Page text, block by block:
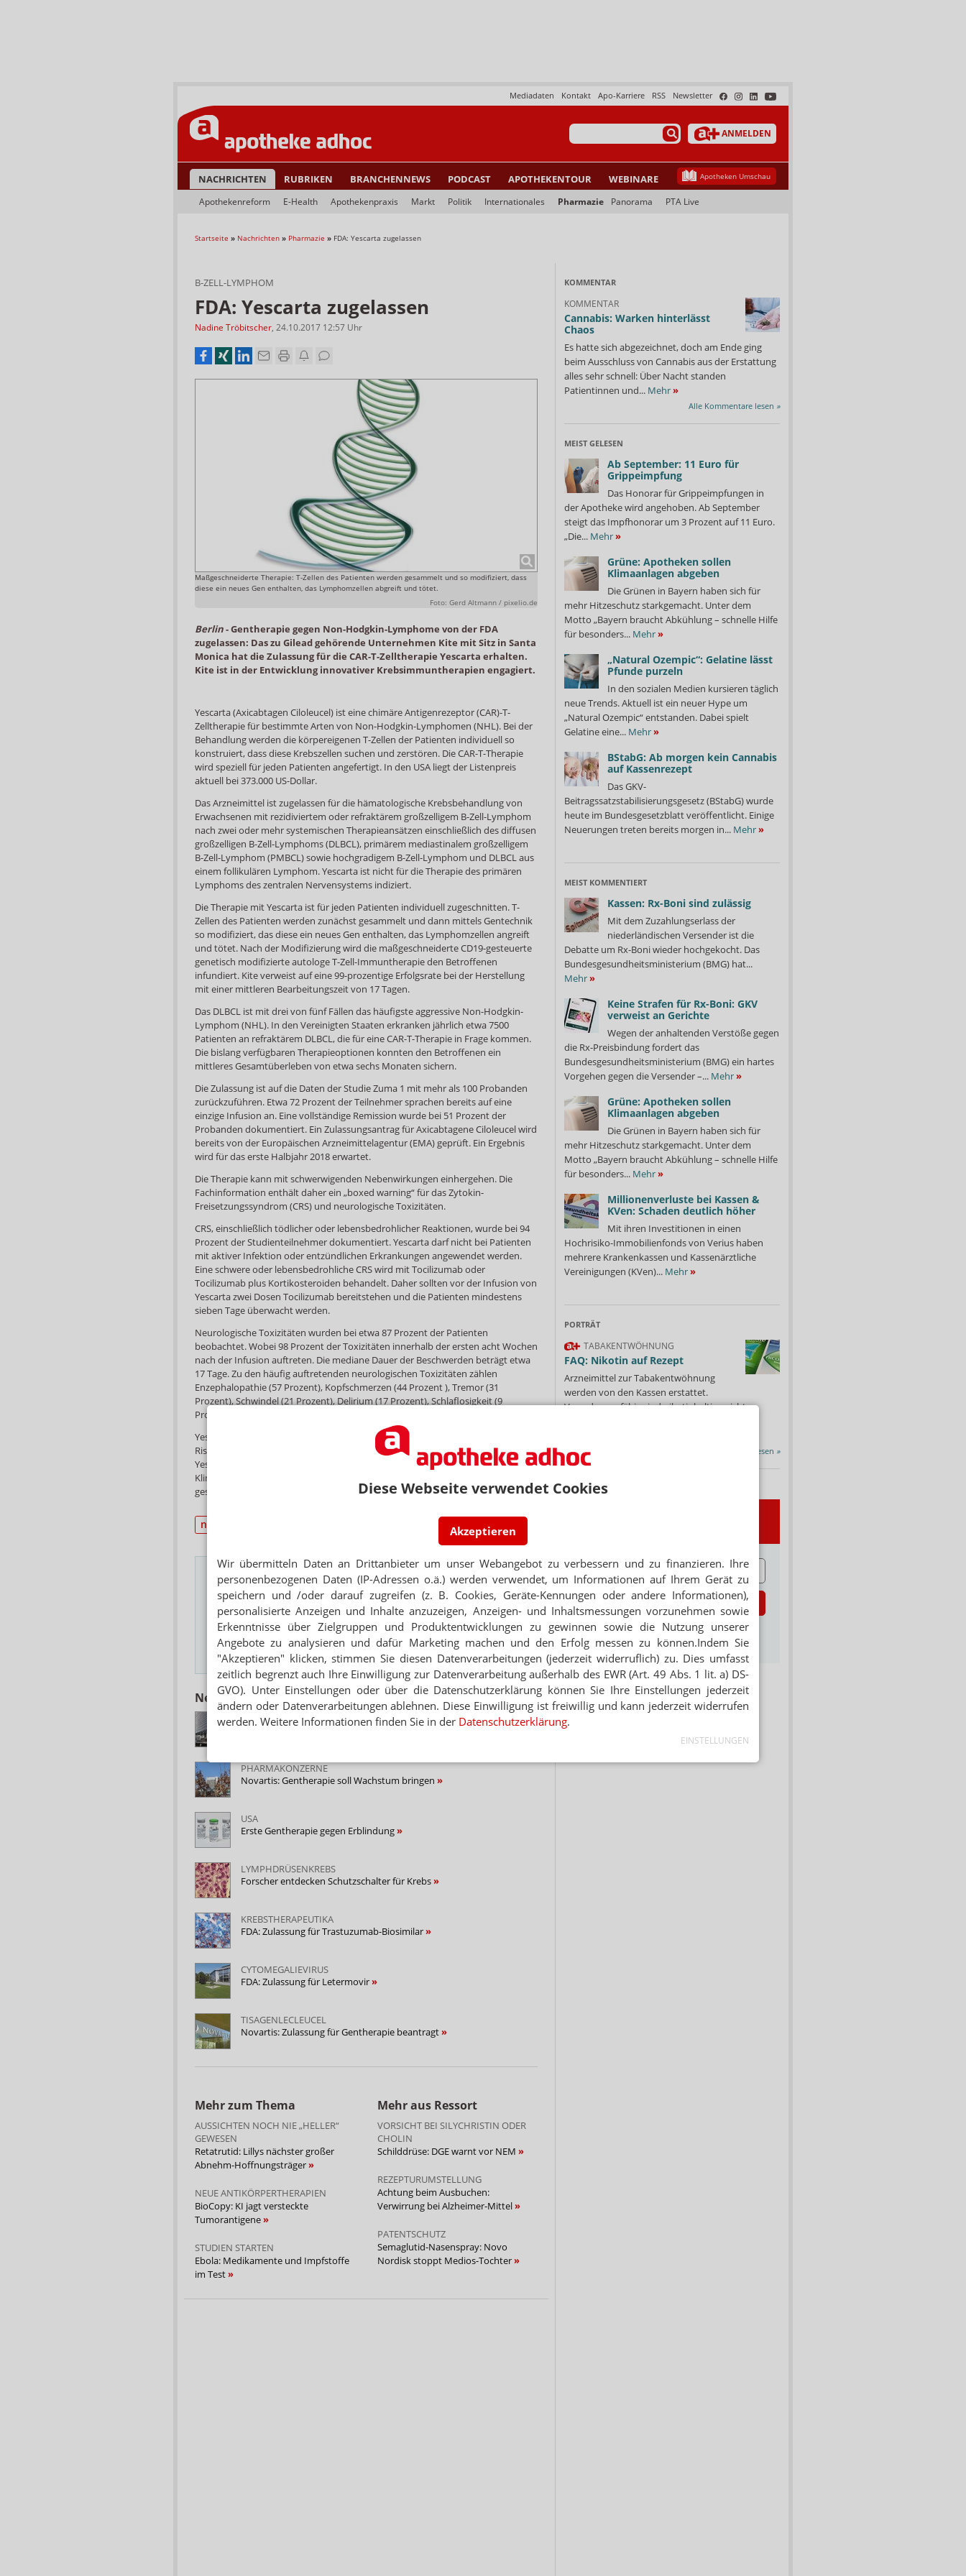
Diese Webseite verwendet Cookies
Akzeptieren
Wir übermitteln Daten an Drittanbieter um unser Webangebot zu verbessern und zu finanzieren. Ihre
personenbezogenen Daten (IP-Adressen o.ä.) werden verwendet, um Informationen auf Ihrem Gerät zu
speichern und /oder darauf zugreifen (z. B. Cookies, Geräte-Kennungen oder andere Informationen),
personalisierte Anzeigen und Inhalte anzuzeigen, Anzeigen- und Inhaltsmessungen vorzunehmen sowie
Erkenntnisse über Zielgruppen und Produktentwicklungen zu gewinnen sowie die Nutzung unserer
Angebote zu analysieren und dafür Marketing machen und den Erfolg messen zu können.Indem Sie
"Akzeptieren" klicken, stimmen Sie diesen Datenverarbeitungen (jederzeit widerruflich) zu. Dies umfasst
zeitlich begrenzt auch Ihre Einwilligung zur Datenverarbeitung außerhalb des EWR (Art. 49 Abs. 1 lit. a) DS-
GVO). Unter Einstellungen oder über die Datenschutzerklärung können Sie Ihre Einstellungen jederzeit
ändern oder Datenverarbeitungen ablehnen. Diese Einwilligung ist freiwillig und kann jederzeit widerrufen
werden. Weitere Informationen finden Sie in der Datenschutzerklärung.
EINSTELLUNGEN
Newsletter
RSS
Apo-Karriere
Kontakt
Mediadaten
ANMELDEN
NACHRICHTEN RUBRIKEN BRANCHENNEWS PODCAST APOTHEKENTOUR WEBINARE Apotheken Umschau
Apothekenreform E-Health Apothekenpraxis Markt Politik Internationales Pharmazie Panorama PTA Live
Startseite » Nachrichten » Pharmazie » FDA: Yescarta zugelassen
B-ZELL-LYMPHOM
FDA: Yescarta zugelassen
Nadine Tröbitscher, 24.10.2017 12:57 Uhr
Maßgeschneiderte Therapie: T-Zellen des Patienten werden gesammelt und so modifiziert, dass
diese ein neues Gen enthalten, das Lymphomzellen abgreift und tötet.
Foto: Gerd Altmann / pixelio.de
Berlin-Gentherapie gegen Non-Hodgkin-Lymphome von der FDA
zugelassen: Das zu Gilead gehörende Unternehmen Kite mit Sitz in Santa
Monica hat die Zulassung für die CAR-T-Zelltherapie Yescarta erhalten.
Kite ist in der Entwicklung innovativer Krebsimmuntherapien engagiert.
Yescarta (Axicabtagen Ciloleucel) ist eine chimäre Antigenrezeptor (CAR)-T-
Zelltherapie für bestimmte Arten von Non-Hodgkin-Lymphomen (NHL). Bei der
Behandlung werden die körpereigenen T-Zellen der Patienten individuell so
konstruiert, dass diese Krebszellen suchen und zerstören. Die CAR-T-Therapie
wird speziell für jeden Patienten angefertigt. In den USA liegt der Listenpreis
aktuell bei 373.000 US-Dollar.
Das Arzneimittel ist zugelassen für die hämatologische Krebsbehandlung von
Erwachsenen mit rezidiviertem oder refraktärem großzelligem B-Zell-Lymphom
nach zwei oder mehr systemischen Therapieansätzen einschließlich des diffusen
großzelligen B-Zell-Lymphoms (DLBCL), primärem mediastinalem großzelligem
B-Zell-Lymphom (PMBCL) sowie hochgradigem B-Zell-Lymphom und DLBCL aus
einem follikulären Lymphom. Yescarta ist nicht für die Therapie des primären
Lymphoms des zentralen Nervensystems indiziert.
Die Therapie mit Yescarta ist für jeden Patienten individuell zugeschnitten. T-
Zellen des Patienten werden zunächst gesammelt und dann mittels Gentechnik
so modifiziert, das diese ein neues Gen enthalten, das Lymphomzellen angreift
und tötet. Nach der Modifizierung wird die maßgeschneiderte CD19-gesteuerte
genetisch modifizierte autologe T-Zell-Immuntherapie den Betroffenen
infundiert. Kite verweist auf eine 99-prozentige Erfolgsrate bei der Herstellung
mit einer mittleren Bearbeitungszeit von 17 Tagen.
Das DLBCL ist mit drei von fünf Fällen das häufigste aggressive Non-Hodgkin-
Lymphom (NHL). In den Vereinigten Staaten erkranken jährlich etwa 7500
Patienten an refraktärem DLBCL, die für eine CAR-T-Therapie in Frage kommen.
Die bislang verfügbaren Therapieoptionen konnten den Betroffenen ein
mittleres Gesamtüberleben von etwa sechs Monaten sichern.
Die Zulassung ist auf die Daten der Studie Zuma 1 mit mehr als 100 Probanden
zurückzuführen. Etwa 72 Prozent der Teilnehmer sprachen bereits auf eine
einzige Infusion an. Eine vollständige Remission wurde bei 51 Prozent der
Probanden dokumentiert. Ein Zulassungsantrag für Axicabtagene Ciloleucel wird
bereits von der Europäischen Arzneimittelagentur (EMA) geprüft. Ein Ergebnis
wird für das erste Halbjahr 2018 erwartet.
Die Therapie kann mit schwerwigenden Nebenwirkungen einhergehen. Die
Fachinformation enthält daher ein „boxed warning“ für das Zytokin-
Freisetzungssyndrom (CRS) und neurologische Toxizitäten.
CRS, einschließlich tödlicher oder lebensbedrohlicher Reaktionen, wurde bei 94
Prozent der Studienteilnehmer dokumentiert. Yescarta darf nicht bei Patienten
mit aktiver Infektion oder entzündlichen Erkrankungen angewendet werden.
Eine schwere oder lebensbedrohliche CRS wird mit Tocilizumab oder
Tocilizumab plus Kortikosteroiden behandelt. Daher sollten vor der Infusion von
Yescarta zwei Dosen Tocilizumab bereitstehen und die Patienten mindestens
sieben Tage überwacht werden.
Neurologische Toxizitäten wurden bei etwa 87 Prozent der Patienten
beobachtet. Wobei 98 Prozent der Toxizitäten innerhalb der ersten acht Wochen
nach der Infusion auftreten. Die mediane Dauer der Beschwerden beträgt etwa
17 Tage. Zu den häufig auftretenden neurologischen Toxizitäten zählen
Enzephalopathie (57 Prozent), Kopfschmerzen (44 Prozent ), Tremor (31
Prozent), Schwindel (21 Prozent), Delirium (17 Prozent), Schlaflosigkeit (9
Prozent) und Angstzustände (9 Prozent).
Yescarta ist nur über ein eingeschränktes Programm im Rahmen einer
Risikobewertungs- und Schadensminderungsstrategie (REMS) erhältlich –
Yescarta REMS. Die FDA schreibt vor, dass Krankenhäuser und angeschlossene
Kliniken, die das Arzneimittel ausgeben, zertifiziert und die Mitarbeiter speziell
geschult sein müssen.
neue AM
NEWSLETTER
Das Wichtigste des Tages direkt in Ihr Postfach. Kostenlos!
E-MAIL ADRESSE
Jetzt
abonnieren
Hinweis zum Newsletter & Datenschutz
Neuere Artikel zum Thema
CAR-T-ZELLTHERAPIE
Kymriah und Yescarta kurz vor EU-Zulassung
PHARMAKONZERNE
Novartis: Gentherapie soll Wachstum bringen
USA
Erste Gentherapie gegen Erblindung
LYMPHDRÜSENKREBS
Forscher entdecken Schutzschalter für Krebs
KREBSTHERAPEUTIKA
FDA: Zulassung für Trastuzumab-Biosimilar
CYTOMEGALIEVIRUS
FDA: Zulassung für Letermovir
TISAGENLECLEUCEL
Novartis: Zulassung für Gentherapie beantragt
Mehr zum Thema
AUSSICHTEN NOCH NIE „HELLER“
GEWESEN
Retatrutid: Lillys nächster großer
Abnehm-Hoffnungsträger
NEUE ANTIKÖRPERTHERAPIEN
BioCopy: KI jagt versteckte
Tumorantigene
STUDIEN STARTEN
Ebola: Medikamente und Impfstoffe
im Test
Mehr aus Ressort
VORSICHT BEI SILYCHRISTIN ODER
CHOLIN
Schilddrüse: DGE warnt vor NEM
REZEPTURUMSTELLUNG
Achtung beim Ausbuchen:
Verwirrung bei Alzheimer-Mittel
PATENTSCHUTZ
Semaglutid-Nasenspray: Novo
Nordisk stoppt Medios-Tochter
KOMMENTAR
KOMMENTAR
Cannabis: Warken hinterlässt
Chaos
Es hatte sich abgezeichnet, doch am Ende ging
beim Ausschluss von Cannabis aus der Erstattung
alles sehr schnell: Über Nacht standen
Patientinnen und... Mehr»
Alle Kommentare lesen »
MEIST GELESEN
Ab September: 11 Euro für
Grippeimpfung
Das Honorar für Grippeimpfungen in
der Apotheke wird angehoben. Ab September
steigt das Impfhonorar um 3 Prozent auf 11 Euro.
„Die... Mehr»
Grüne: Apotheken sollen
Klimaanlagen abgeben
Die Grünen in Bayern haben sich für
mehr Hitzeschutz starkgemacht. Unter dem
Motto „Bayern braucht Abkühlung – schnelle Hilfe
für besonders... Mehr»
„Natural Ozempic“: Gelatine lässt
Pfunde purzeln
In den sozialen Medien kursieren täglich
neue Trends. Aktuell ist ein neuer Hype um
„Natural Ozempic“ entstanden. Dabei spielt
Gelatine eine... Mehr»
BStabG: Ab morgen kein Cannabis
auf Kassenrezept
Das GKV-
Beitragssatzstabilisierungsgesetz (BStabG) wurde
heute im Bundesgesetzblatt veröffentlicht. Einige
Neuerungen treten bereits morgen in... Mehr»
MEIST KOMMENTIERT
Kassen: Rx-Boni sind zulässig
Mit dem Zuzahlungserlass der
niederländischen Versender ist die
Debatte um Rx-Boni wieder hochgekocht. Das
Bundesgesundheitsministerium (BMG) hat...
Mehr»
Keine Strafen für Rx-Boni: GKV
verweist an Gerichte
Wegen der anhaltenden Verstöße gegen
die Rx-Preisbindung fordert das
Bundesgesundheitsministerium (BMG) ein hartes
Vorgehen gegen die Versender –... Mehr»
Grüne: Apotheken sollen
Klimaanlagen abgeben
Die Grünen in Bayern haben sich für
mehr Hitzeschutz starkgemacht. Unter dem
Motto „Bayern braucht Abkühlung – schnelle Hilfe
für besonders... Mehr»
Millionenverluste bei Kassen &
KVen: Schaden deutlich höher
Mit ihren Investitionen in einen
Hochrisiko-Immobilienfonds von Verius haben
mehrere Krankenkassen und Kassenärztliche
Vereinigungen (KVen)... Mehr»
PORTRÄT
TABAKENTWÖHNUNG
FAQ: Nikotin auf Rezept
Arzneimittel zur Tabakentwöhnung
werden von den Kassen erstattet.
Verordnungsfähig sind nikotinhaltige nicht
Alle Porträts lesen »
E-MAIL ADRESSE
Jetzt abonnieren
Hinweis zum Newsletter &
Datenschutz